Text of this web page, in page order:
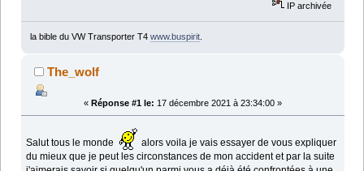
IP archivée
la bible du VW Transporter T4 www.buspirit.
The_wolf
« Réponse #1 le: 17 décembre 2021 à 23:34:00 »
Salut tous le monde
alors voila je vais essayer de vous expliquer
du mieux que je peut les circonstances de mon accident et par la suite